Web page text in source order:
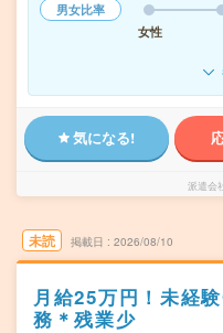
男女比率
女性
気になる!
派遣会
未読 掲載日 2026/08/10
月給25万円！未経
務＊残業少